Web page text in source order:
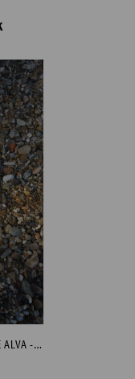
SANDALIA CRUZADA DE YUTE ALVA - BEIGE